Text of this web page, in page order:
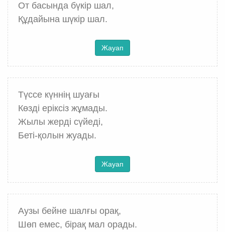
От басында бүкір шал,
Құдайына шүкір шал.
Жауап
Түссе күннің шуағы
Көзді еріксіз жұмады.
Жылы жерді сүйеді,
Беті-қолын жуады.
Жауап
Аузы бейне шалғы орақ,
Шөп емес, бірақ мал орады.